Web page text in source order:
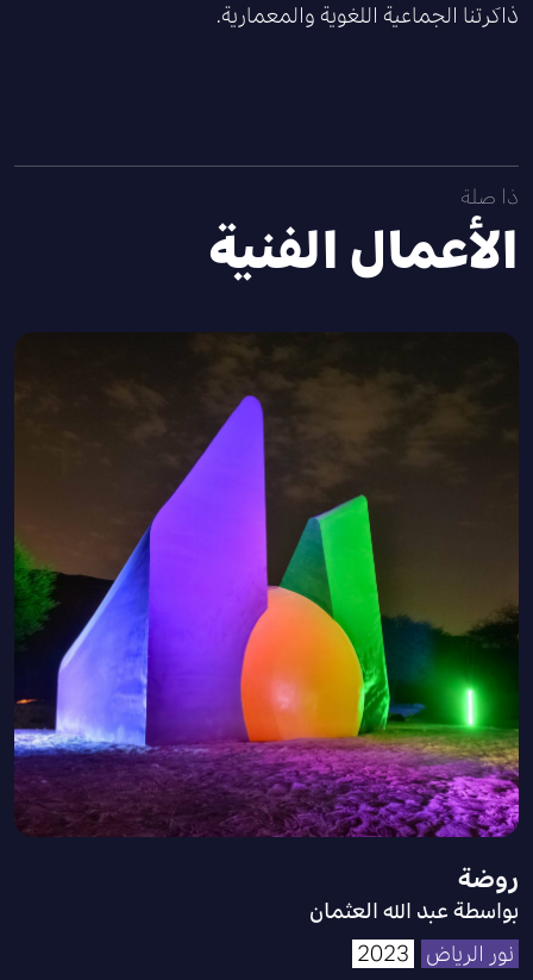
ذاكرتنا الجماعية اللغوية والمعمارية.
ذا صلة
الأعمال الفنية
روضة
بواسطة عبد الله العثمان
نور الرياض
2023